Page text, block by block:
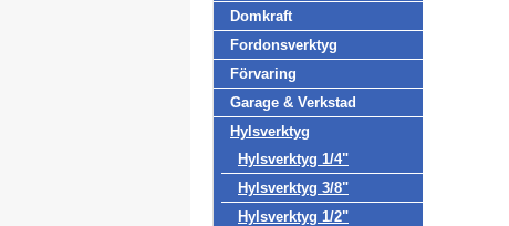
Domkraft
Fordonsverktyg
Förvaring
Garage & Verkstad
Hylsverktyg
Hylsverktyg 1/4"
Hylsverktyg 3/8"
Hylsverktyg 1/2"